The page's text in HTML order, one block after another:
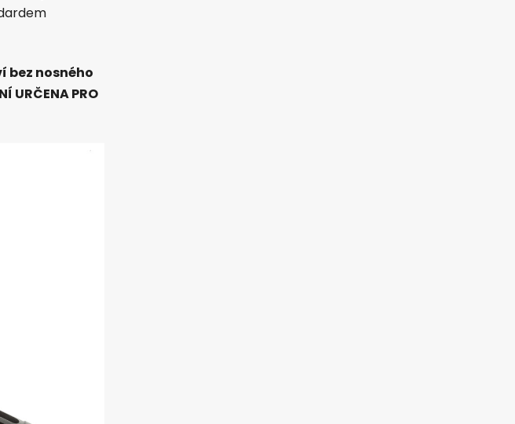
bez nosného
URČENA PRO